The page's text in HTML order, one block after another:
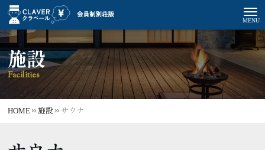
施設
Facilities
HOME 施設 サウナ